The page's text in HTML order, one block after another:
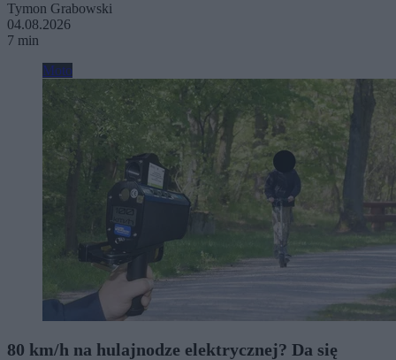
Tymon Grabowski
04.08.2026
7 min
Moto
80 km/h na hulajnodze elektrycznej? Da się